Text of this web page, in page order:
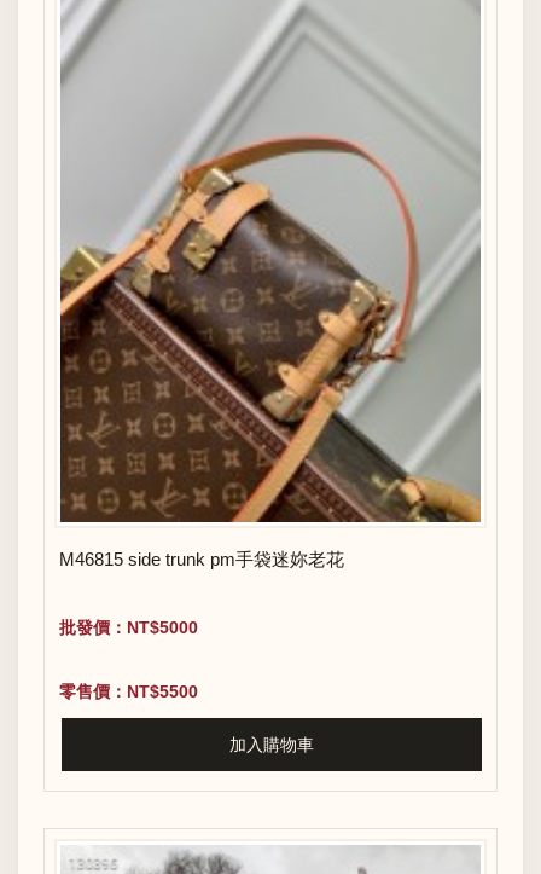
M46815 side trunk pm手袋迷妳老花
批發價：NT$5000
零售價：NT$5500
加入購物車